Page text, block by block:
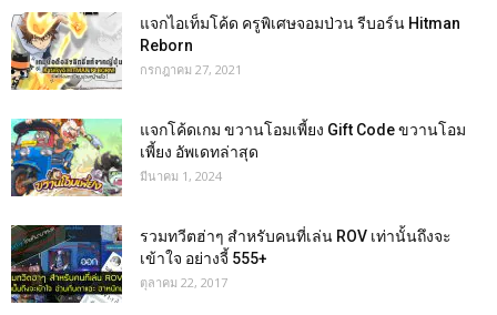
แจกไอเท็มโค้ด ครูพิเศษจอมป่วน รีบอร์น Hitman
Reborn
กรกฎาคม 27, 2021
แจกโค้ดเกม ขวานโอมเพี้ยง Gift Code ขวานโอม
เพี้ยง อัพเดทล่าสุด
มีนาคม 1, 2024
รวมทวีตฮ่าๆ สำหรับคนที่เล่น ROV เท่านั้นถึงจะ
เข้าใจ อย่างจี้ 555+
ตุลาคม 22, 2017